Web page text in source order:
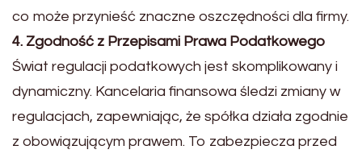
co może przynieść znaczne oszczędności dla firmy.
4. Zgodność z Przepisami Prawa Podatkowego
Świat regulacji podatkowych jest skomplikowany i
dynamiczny. Kancelaria finansowa śledzi zmiany w
regulacjach, zapewniając, że spółka działa zgodnie
z obowiązującym prawem. To zabezpiecza przed